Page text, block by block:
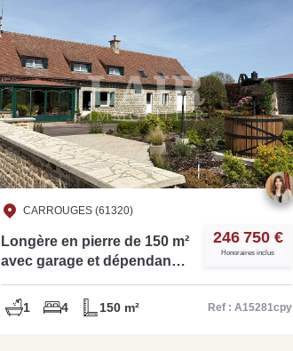
CARROUGES (61320)
Longère en pierre de 150 m²
avec garage et dépendance
246 750 €
Honoraires inclus
1 4 150 m² Ref : A15281cpy